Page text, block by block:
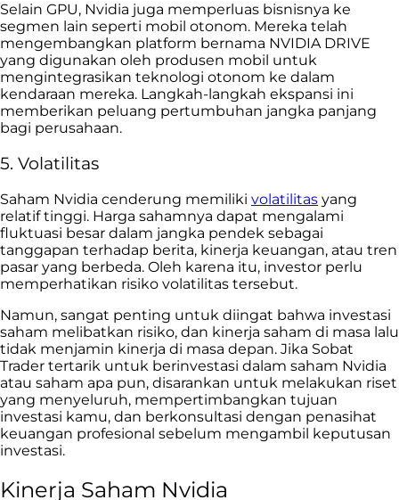
Selain GPU, Nvidia juga memperluas bisnisnya ke
segmen lain seperti mobil otonom. Mereka telah
mengembangkan platform bernama NVIDIA DRIVE
yang digunakan oleh produsen mobil untuk
mengintegrasikan teknologi otonom ke dalam
kendaraan mereka. Langkah-langkah ekspansi ini
memberikan peluang pertumbuhan jangka panjang
bagi perusahaan.
5. Volatilitas
Saham Nvidia cenderung memiliki volatilitas yang
relatif tinggi. Harga sahamnya dapat mengalami
fluktuasi besar dalam jangka pendek sebagai
tanggapan terhadap berita, kinerja keuangan, atau tren
pasar yang berbeda. Oleh karena itu, investor perlu
memperhatikan risiko volatilitas tersebut.
Namun, sangat penting untuk diingat bahwa investasi
saham melibatkan risiko, dan kinerja saham di masa lalu
tidak menjamin kinerja di masa depan. Jika Sobat
Trader tertarik untuk berinvestasi dalam saham Nvidia
atau saham apa pun, disarankan untuk melakukan riset
yang menyeluruh, mempertimbangkan tujuan
investasi kamu, dan berkonsultasi dengan penasihat
keuangan profesional sebelum mengambil keputusan
investasi.
Kinerja Saham Nvidia